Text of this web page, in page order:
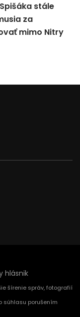
stále
za
mimo Nitry
hlásnik
šírenie správ, fotografií
súhlasu porušením